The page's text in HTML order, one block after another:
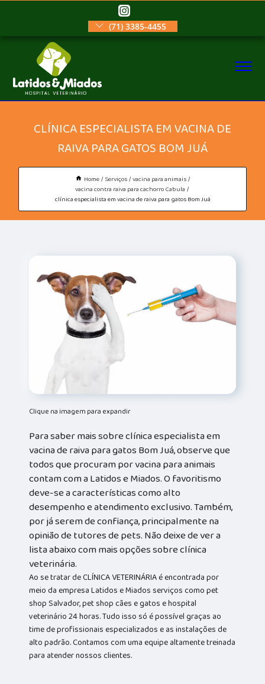
(71) 3385-4455
CLÍNICA ESPECIALISTA EM VACINA DE
RAIVA PARA GATOS BOM JUÁ
Home Serviços vacina para animais
vacina contra raiva para cachorro Cabula
clínica especialista em vacina de raiva para gatos Bom Juá
Clique na imagem para expandir
Para saber mais sobre clínica especialista em
vacina de raiva para gatos Bom Juá, observe que
todos que procuram por vacina para animais
contam com a Latidos e Miados. O favoritismo
deve-se a características como alto
desempenho e atendimento exclusivo. Também,
por já serem de confiança, principalmente na
opinião de tutores de pets. Não deixe de ver a
lista abaixo com mais opções sobre clínica
veterinária.
Ao se tratar de CLÍNICA VETERINÁRIA é encontrada por
meio da empresa Latidos e Miados serviços como pet
shop Salvador, pet shop cães e gatos e hospital
veterinário 24 horas. Tudo isso só é possível graças ao
time de profissionais especializados e as instalações de
alto padrão. Contamos com uma equipe altamente treinada
para atender nossos clientes.